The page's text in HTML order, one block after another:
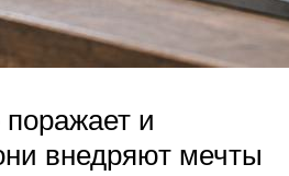
и
внедряют мечты